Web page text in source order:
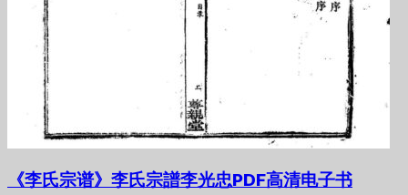
《李氏宗谱》李氏宗譜李光忠PDF高清电子书